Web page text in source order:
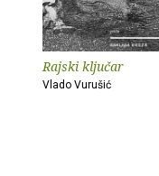
Rajski ključar
Vlado Vurušić